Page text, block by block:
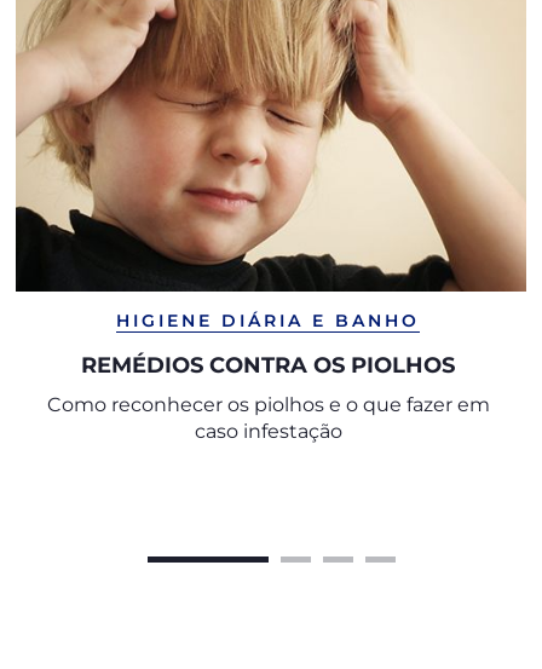
HIGIENE DIÁRIA E BANHO
REMÉDIOS CONTRA OS PIOLHOS
Como reconhecer os piolhos e o que fazer em
caso infestação